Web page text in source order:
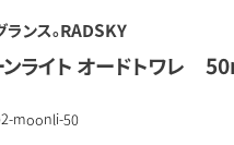
ンス。RADSKY
ンライト オードトワレ
moonli-50